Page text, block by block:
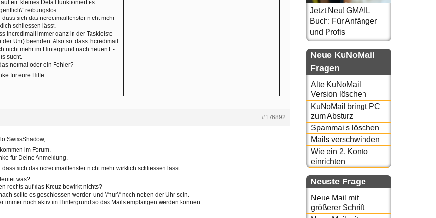
auf ein kleines Detail funktioniert es
reibungslos.
dass sich das ncredimailfenster nicht mehr
schliessen lässt.
Incredimail immer ganz in der Taskleiste
der Uhr) beenden. Also so, dass Incredimail
nicht mehr im Hintergrund nach neuen E-
sucht.
normal oder ein Fehler?
für eure Hilfe
#176892
SwissShadow,
im Forum.
für Deine Anmeldung.
dass sich das ncredimailfenster nicht mehr wirklich schliessen lässt.
was?
rechts auf das Kreuz bewirkt nichts?
sollte es geschlossen werden und \“nur\“ noch neben der Uhr sein.
immer noch aktiv im Hintergrund so das Mails empfangen werden können.
Jetzt Neu! GMAIL
Buch: Für Anfänger
und Profis
Neue KuNoMail
Fragen
Alte KuNoMail
Version löschen
KuNoMail bringt PC
zum Absturz
Spammails löschen
Mails verschwinden
Wie ein 2. Konto
einrichten
Neuste Frage
Neue Mail mit
größerer Schrift